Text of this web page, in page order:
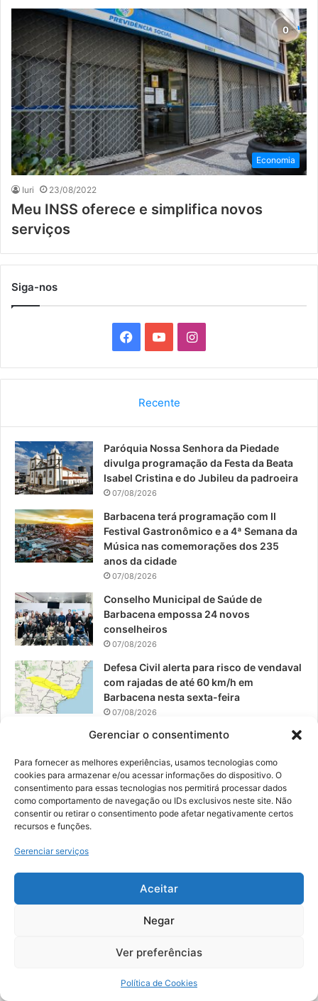
Gerenciar o consentimento
Para fornecer as melhores experiências, usamos tecnologias como
cookies para armazenar e/ou acessar informações do dispositivo. O
consentimento para essas tecnologias nos permitirá processar dados
como comportamento de navegação ou IDs exclusivos neste site. Não
consentir ou retirar o consentimento pode afetar negativamente certos
recursos e funções.
Gerenciar serviços
Aceitar
Negar
Ver preferências
Política de Cookies
Economia
Iuri 23/08/2022
Meu INSS oferece e simplifica novos
serviços
Siga-nos
a
b
o
k
o
u
b
I
n
a
g
a
Recente
Paróquia Nossa Senhora da Piedade
divulga programação da Festa da Beata
Isabel Cristina e do Jubileu da padroeira
07/08/2026
Barbacena terá programação com II
Festival Gastronômico e a 4ª Semana da
Música nas comemorações dos 235
anos da cidade
07/08/2026
Conselho Municipal de Saúde de
Barbacena empossa 24 novos
conselheiros
07/08/2026
Defesa Civil alerta para risco de vendaval
com rajadas de até 60 km/h em
Barbacena nesta sexta-feira
07/08/2026
EPCAR tem a melhor nota do IDEB no
06/08/2026
© 2026, Todos os direitos reservados | Desenvolvido por:
Digital Business| Hospedado por:NP Publicidade
Fale Conosco
Sobre Nós
Política de Segurança e Privacidade
Facebook
YouTubeInstagram
Copy Protected by